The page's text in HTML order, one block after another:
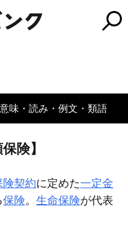
味・読み・例文・類語
険】
険契約に定めた一定金
保険。 生命保険が代表